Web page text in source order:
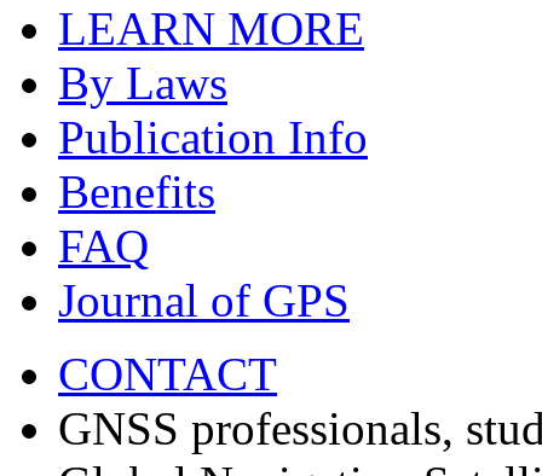
LEARN MORE
By Laws
Publication Info
Benefits
FAQ
Journal of GPS
CONTACT
GNSS professionals,